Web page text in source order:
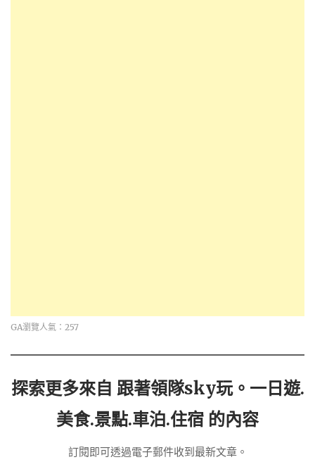
GA瀏覽人氣：257
探索更多來自 跟著領隊sky玩。一日遊.
美食.景點.車泊.住宿 的內容
訂閱即可透過電子郵件收到最新文章。